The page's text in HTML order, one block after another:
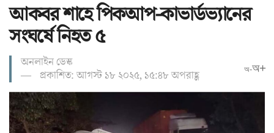
আকবর শাহে পিকআপ-কাভার্ডভ্যানের
সংঘর্ষে নিহত ৫
অনলাইন ডেস্ক
প্রকাশিত: আগস্ট ১৮ ২০২৫, ১৫:৪৮ অপরাহ্ণ
অ-অ+